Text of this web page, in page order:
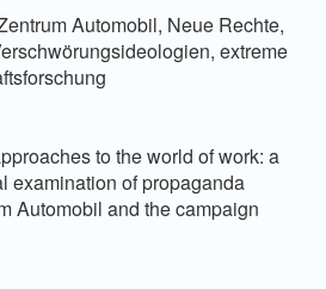
Automobil, Neue Rechte,
extreme
to the world of work: a
examination of propaganda
Automobil and the campaign